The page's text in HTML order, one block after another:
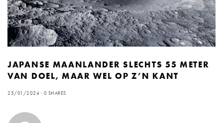
JAPANSE MAANLANDER SLECHTS 55 METER
VAN DOEL, MAAR WEL OP Z’N KANT
25/01/2024 0 SHARES